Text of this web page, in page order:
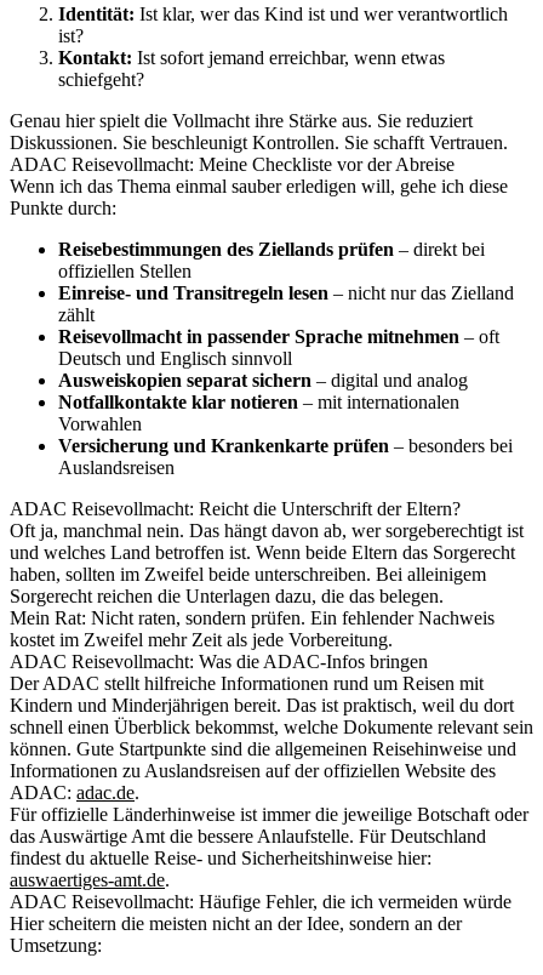
Identität: Ist klar, wer das Kind ist und wer verantwortlich
ist?
Kontakt: Ist sofort jemand erreichbar, wenn etwas
schiefgeht?
Genau hier spielt die Vollmacht ihre Stärke aus. Sie reduziert
Diskussionen. Sie beschleunigt Kontrollen. Sie schafft Vertrauen.
ADAC Reisevollmacht: Meine Checkliste vor der Abreise
Wenn ich das Thema einmal sauber erledigen will, gehe ich diese
Punkte durch:
Reisebestimmungen des Ziellands prüfen – direkt bei
offiziellen Stellen
Einreise- und Transitregeln lesen – nicht nur das Zielland
zählt
Reisevollmacht in passender Sprache mitnehmen – oft
Deutsch und Englisch sinnvoll
Ausweiskopien separat sichern – digital und analog
Notfallkontakte klar notieren – mit internationalen
Vorwahlen
Versicherung und Krankenkarte prüfen – besonders bei
Auslandsreisen
ADAC Reisevollmacht: Reicht die Unterschrift der Eltern?
Oft ja, manchmal nein. Das hängt davon ab, wer sorgeberechtigt ist
und welches Land betroffen ist. Wenn beide Eltern das Sorgerecht
haben, sollten im Zweifel beide unterschreiben. Bei alleinigem
Sorgerecht reichen die Unterlagen dazu, die das belegen.
Mein Rat: Nicht raten, sondern prüfen. Ein fehlender Nachweis
kostet im Zweifel mehr Zeit als jede Vorbereitung.
ADAC Reisevollmacht: Was die ADAC-Infos bringen
Der ADAC stellt hilfreiche Informationen rund um Reisen mit
Kindern und Minderjährigen bereit. Das ist praktisch, weil du dort
schnell einen Überblick bekommst, welche Dokumente relevant sein
können. Gute Startpunkte sind die allgemeinen Reisehinweise und
Informationen zu Auslandsreisen auf der offiziellen Website des
ADAC: adac.de.
Für offizielle Länderhinweise ist immer die jeweilige Botschaft oder
das Auswärtige Amt die bessere Anlaufstelle. Für Deutschland
findest du aktuelle Reise- und Sicherheitshinweise hier:
auswaertiges-amt.de.
ADAC Reisevollmacht: Häufige Fehler, die ich vermeiden würde
Hier scheitern die meisten nicht an der Idee, sondern an der
Umsetzung: